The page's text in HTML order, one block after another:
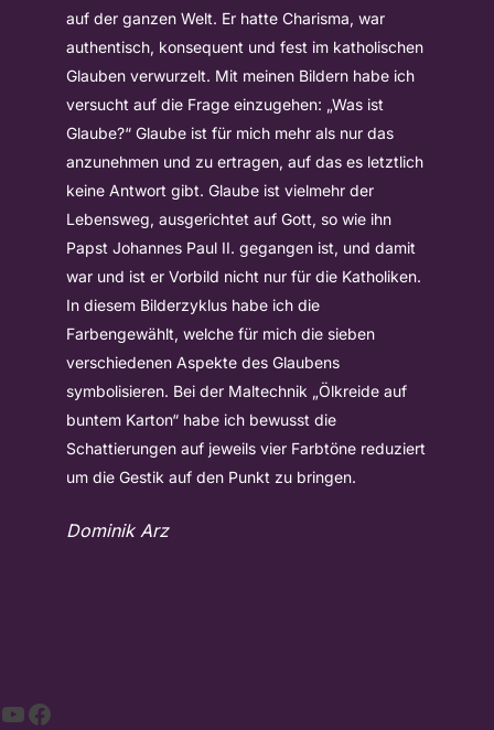
auf der ganzen Welt. Er hatte Charisma, war
authentisch, konsequent und fest im katholischen
Glauben verwurzelt. Mit meinen Bildern habe ich
versucht auf die Frage einzugehen: „Was ist
Glaube?“ Glaube ist für mich mehr als nur das
anzunehmen und zu ertragen, auf das es letztlich
keine Antwort gibt. Glaube ist vielmehr der
Lebensweg, ausgerichtet auf Gott, so wie ihn
Papst Johannes Paul II. gegangen ist, und damit
war und ist er Vorbild nicht nur für die Katholiken.
In diesem Bilderzyklus habe ich die
Farbengewählt, welche für mich die sieben
verschiedenen Aspekte des Glaubens
symbolisieren. Bei der Maltechnik „Ölkreide auf
buntem Karton“ habe ich bewusst die
Schattierungen auf jeweils vier Farbtöne reduziert
um die Gestik auf den Punkt zu bringen.
Dominik Arz
YouTube
Facebook